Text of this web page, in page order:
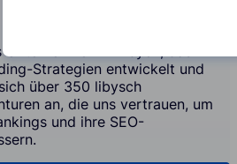
in Libyen, das
Strategien entwickelt und
über 350 libysch
an, die uns vertrauen, um
und ihre SEO-